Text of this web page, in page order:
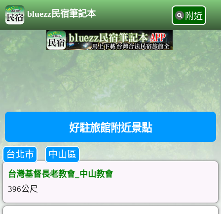
bluezz民宿筆記本 附近
好駐旅館附近景點
台北市 中山區
台灣基督長老教會_中山教會
396公尺